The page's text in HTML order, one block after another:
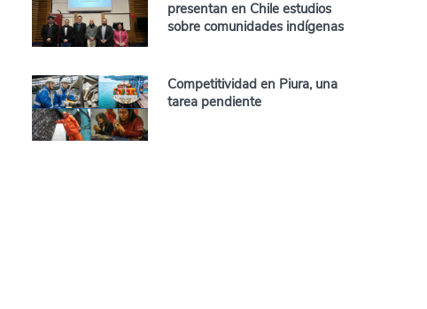
presentan en Chile estudios
sobre comunidades indígenas
Competitividad en Piura, una
tarea pendiente